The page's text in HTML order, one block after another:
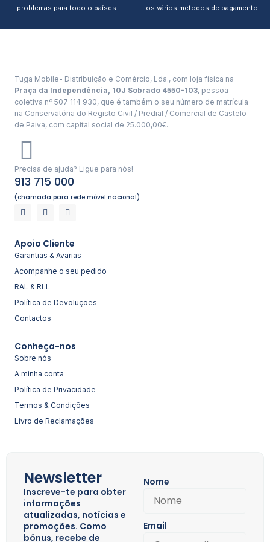
problemas para todo o países.
os vários metodos de pagamento.
Tuga Mobile- Distribuição e Comércio, Lda., com loja física na
Praça da Independência, 10J Sobrado 4550-103, pessoa
coletiva nº 507 114 930, que é também o seu número de matrícula
na Conservatória do Registo Civil / Predial / Comercial de Castelo
de Paiva, com capital social de 25.000,00€.
Precisa de ajuda? Ligue para nós!
913 715 000
(chamada para rede móvel nacional)
Apoio Cliente
Garantias & Avarias
Acompanhe o seu pedido
RAL & RLL
Política de Devoluções
Contactos
Conheça-nos
Sobre nós
A minha conta
Política de Privacidade
Termos & Condições
Livro de Reclamações
Newsletter
Inscreve-te para obter
informações
atualizadas, notícias e
promoções. Como
bónus, recebe de
Nome
Email